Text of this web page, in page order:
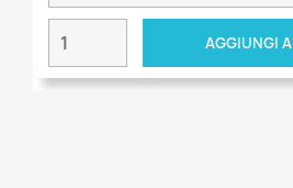
AGGIUNGI